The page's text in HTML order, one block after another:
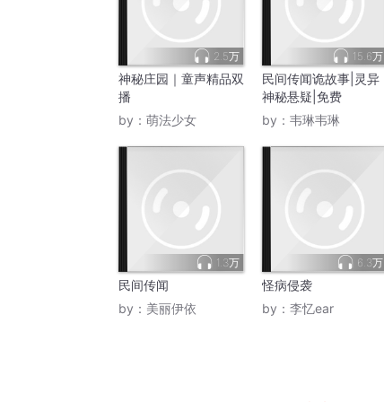
2.5万
神秘庄园｜童声精品双
播
by： 萌法少女
15.6万
民间传闻诡故事|灵异
神秘悬疑|免费
by： 韦琳韦琳
1.3万
民间传闻
by： 美丽伊依
6.3万
怪病侵袭
by： 李忆ear